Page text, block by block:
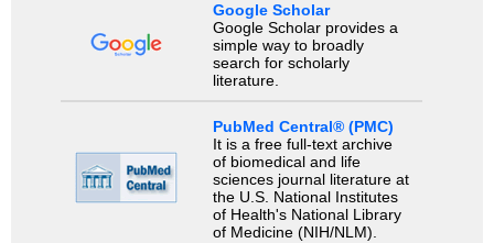
Google Scholar
Google Scholar provides a
simple way to broadly
search for scholarly
literature.
PubMed Central® (PMC)
It is a free full-text archive
of biomedical and life
sciences journal literature at
the U.S. National Institutes
of Health's National Library
of Medicine (NIH/NLM).